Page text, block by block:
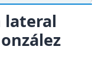
lateral